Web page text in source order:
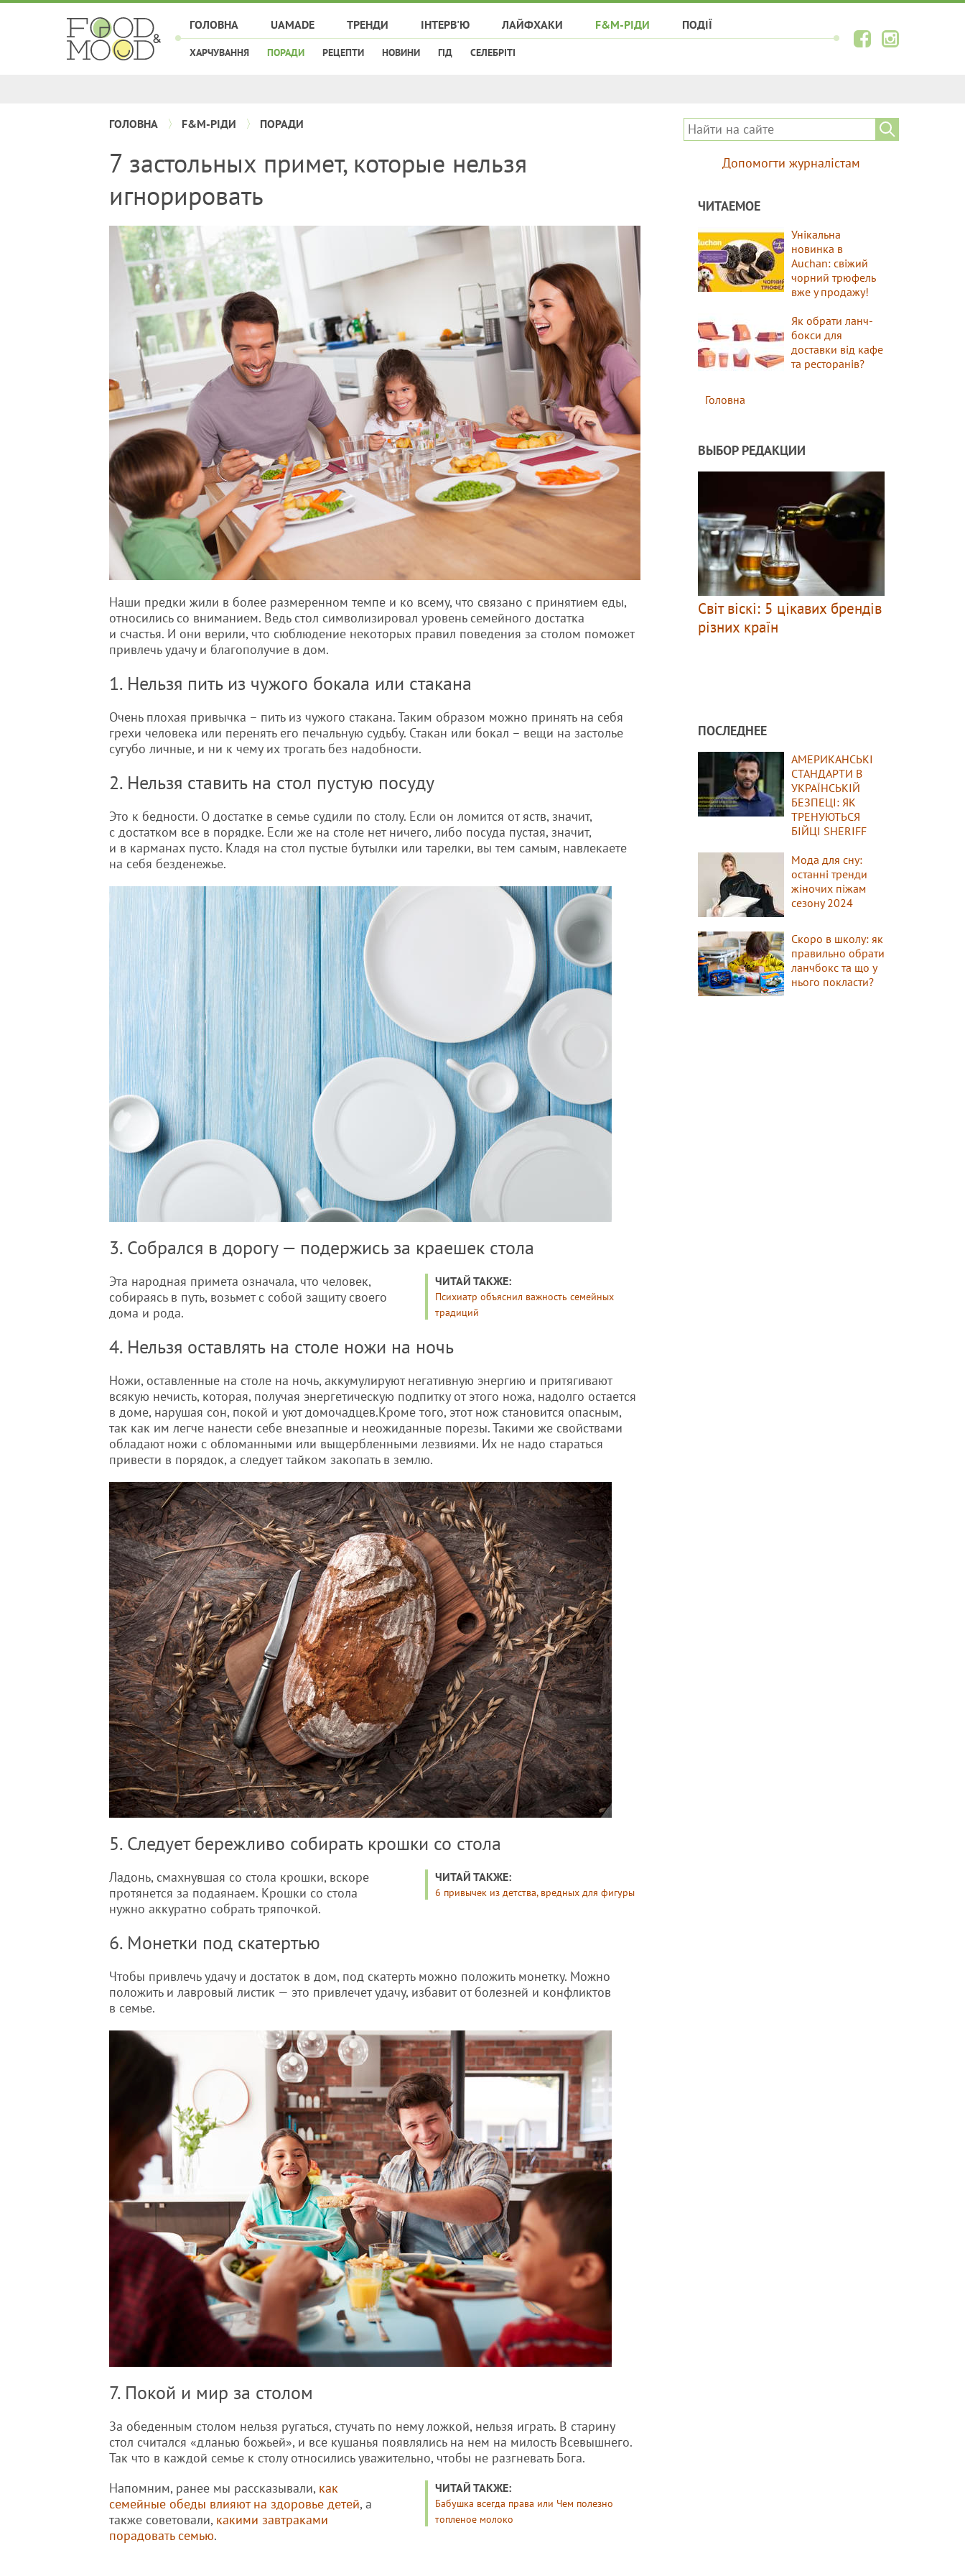
ГОЛОВНА UAMADE ТРЕНДИ ІНТЕРВ'Ю ЛАЙФХАКИ F&M-РІДИ
ХАРЧУВАННЯ ПОРАДИ РЕЦЕПТИ НОВИНИ ГІД СЕЛЕБРІТІ
ПОДІЇ
ГОЛОВНА F&M-РІДИ ПОРАДИ
7 застольных примет, которые нельзя
игнорировать
Наши предки жили в более размеренном темпе и ко всему, что связано с принятием еды,
относились со вниманием. Ведь стол символизировал уровень семейного достатка
и счастья. И они верили, что сюблюдение некоторых правил поведения за столом поможет
привлечь удачу и благополучие в дом.
1. Нельзя пить из чужого бокала или стакана
Очень плохая привычка – пить из чужого стакана. Таким образом можно принять на себя
грехи человека или перенять его печальную судьбу. Стакан или бокал – вещи на застолье
сугубо личные, и ни к чему их трогать без надобности.
2. Нельзя ставить на стол пустую посуду
Это к бедности. О достатке в семье судили по столу. Если он ломится от яств, значит,
с достатком все в порядке. Если же на столе нет ничего, либо посуда пустая, значит,
и в карманах пусто. Кладя на стол пустые бутылки или тарелки, вы тем самым, навлекаете
на себя безденежье.
3. Собрался в дорогу — подержись за краешек стола
ЧИТАЙ ТАКЖЕ:
Психиатр объяснил важность семейных
традиций
Эта народная примета означала, что человек,
собираясь в путь, возьмет с собой защиту своего
дома и рода.
4. Нельзя оставлять на столе ножи на ночь
Ножи, оставленные на столе на ночь, аккумулируют негативную энергию и притягивают
всякую нечисть, которая, получая энергетическую подпитку от этого ножа, надолго остается
в доме, нарушая сон, покой и уют домочадцев.Кроме того, этот нож становится опасным,
так как им легче нанести себе внезапные и неожиданные порезы. Такими же свойствами
обладают ножи с обломанными или выщербленными лезвиями. Их не надо стараться
привести в порядок, а следует тайком закопать в землю.
5. Следует бережливо собирать крошки со стола
ЧИТАЙ ТАКЖЕ:
6 привычек из детства, вредных для фигуры
Ладонь, смахнувшая со стола крошки, вскоре
протянется за подаянаем. Крошки со стола
нужно аккуратно собрать тряпочкой.
6. Монетки под скатертью
Чтобы привлечь удачу и достаток в дом, под скатерть можно положить монетку. Можно
положить и лавровый листик — это привлечет удачу, избавит от болезней и конфликтов
в семье.
7. Покой и мир за столом
За обеденным столом нельзя ругаться, стучать по нему ложкой, нельзя играть. В старину
стол считался «дланью божьей», и все кушанья появлялись на нем на милость Всевышнего.
Так что в каждой семье к столу относились уважительно, чтобы не разгневать Бога.
ЧИТАЙ ТАКЖЕ:
Бабушка всегда права или Чем полезно
топленое молоко
Напомним, ранее мы рассказывали, как
семейные обеды влияют на здоровье детей, а
также советовали, какими завтраками
порадовать семью.
Допомогти журналістам
ЧИТАЕМОЕ
Унікальна
новинка в
Auchan: свіжий
чорний трюфель
вже у продажу!
Як обрати ланч-
бокси для
доставки від кафе
та ресторанів?
Головна
ВЫБОР РЕДАКЦИИ
Світ віскі: 5 цікавих брендів
різних країн
ПОСЛЕДНЕЕ
АМЕРИКАНСЬКІ
СТАНДАРТИ В
УКРАЇНСЬКІЙ
БЕЗПЕЦІ: ЯК
ТРЕНУЮТЬСЯ
БІЙЦІ SHERIFF
Мода для сну:
останні тренди
жіночих піжам
сезону 2024
Скоро в школу: як
правильно обрати
ланчбокс та що у
нього покласти?